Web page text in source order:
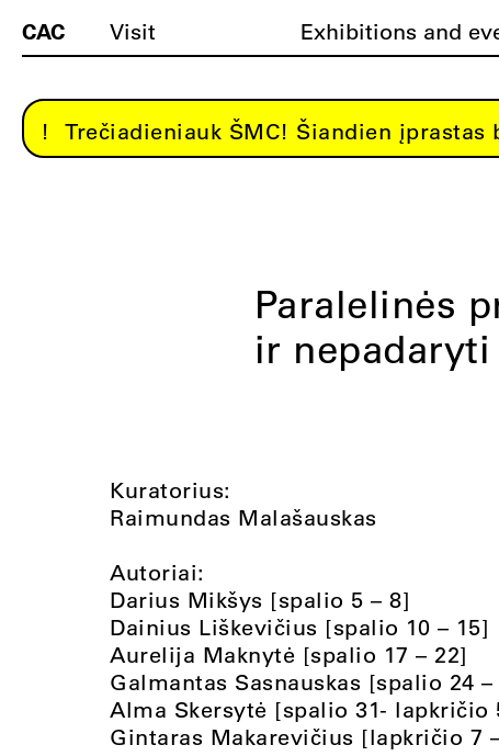
CAC Visit Exhibitions and
Trečiadieniauk ŠMC! Šiandien įprastas
Paralelinės
ir
Kuratorius:
Raimundas Malašauskas
Autoriai:
Darius Mikšys [spalio 5 – 8]
Dainius Liškevičius [spalio 10 – 15]
Aurelija Maknytė [spalio 17 – 22]
Galmantas Sasnauskas [spalio 24 –
Alma Skersytė [spalio 31- lapkričio
Gintaras Makarevičius [lapkričio 7